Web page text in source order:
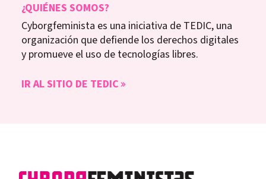
¿QUIÉNES SOMOS?
Cyborgfeminista es una iniciativa de TEDIC, una
organización que defiende los derechos digitales
y promueve el uso de tecnologías libres.
IR AL SITIO DE TEDIC